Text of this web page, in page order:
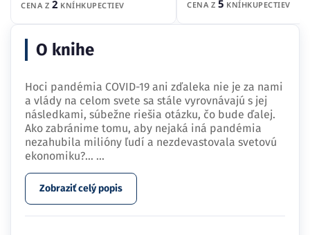
CENA Z 2 KNÍHKUPECTIEV
CENA Z 5 KNÍHKUPECTIEV
O knihe
Hoci pandémia COVID-19 ani zďaleka nie je za nami
a vlády na celom svete sa stále vyrovnávajú s jej
následkami, súbežne riešia otázku, čo bude ďalej.
Ako zabránime tomu, aby nejaká iná pandémia
nezahubila milióny ľudí a nezdevastovala svetovú
ekonomiku?… ...
Zobraziť celý popis